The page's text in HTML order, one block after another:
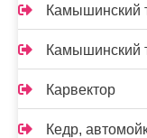
Камышинский
Камышинский
Карвектор
Кедр,